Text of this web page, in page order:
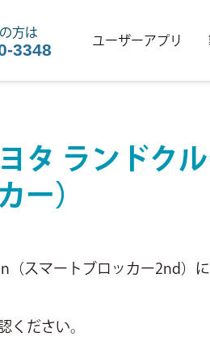
方は
3348 ユーザーアプリ
タ ランドク
ー）
（スマートブロッカー2nd
ください。